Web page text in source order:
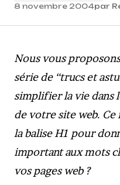
8 novembre 2004par
Nous vous
série de “trucs et
simplifier la vie dans
de votre site web.
la balise H1 pour
important aux mots
vos pages web ?